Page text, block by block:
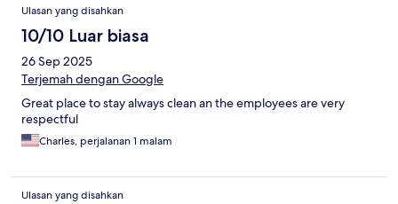
Ulasan yang disahkan
10/10 Luar biasa
26 Sep 2025
Terjemah dengan Google
Great place to stay always clean an the employees are very
respectful
Charles, perjalanan 1 malam
Ulasan yang disahkan